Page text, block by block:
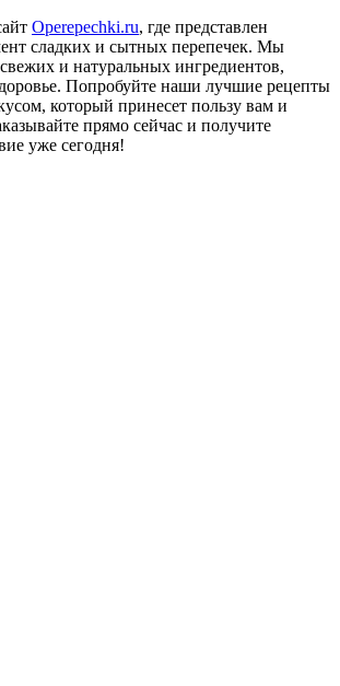
Operepechki.ru, где представлен
сладких и сытных перепечек. Мы
и натуральных ингредиентов,
Попробуйте наши лучшие рецепты
который принесет пользу вам и
прямо сейчас и получите
уже сегодня!